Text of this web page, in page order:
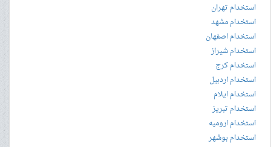
استخدام تهران
استخدام مشهد
استخدام اصفهان
استخدام شیراز
استخدام کرج
استخدام اردبیل
استخدام ایلام
استخدام تبریز
استخدام ارومیه
استخدام بوشهر